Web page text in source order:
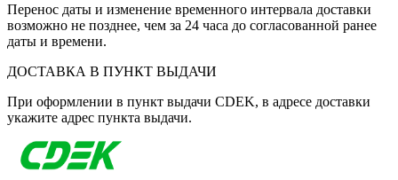
Перенос даты и изменение временного интервала доставки
возможно не позднее, чем за 24 часа до согласованной ранее
даты и времени.
ДОСТАВКА В ПУНКТ ВЫДАЧИ
При оформлении в пункт выдачи CDEK, в адресе доставки
укажите адрес пункта выдачи.